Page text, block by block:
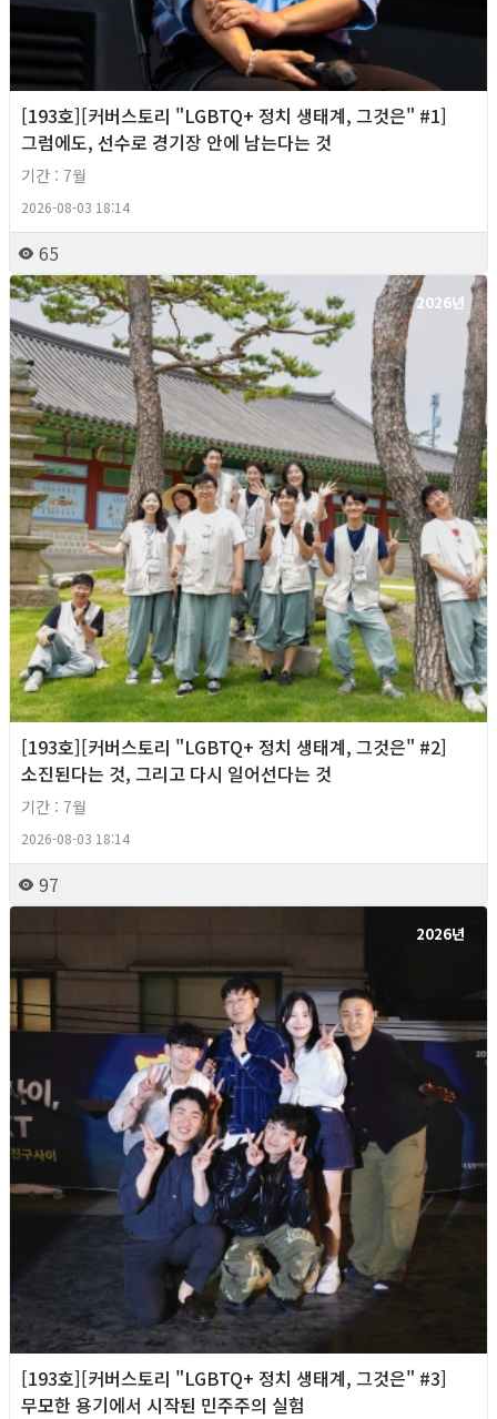
[193호][커버스토리 "LGBTQ+ 정치 생태계, 그것은" #1]
그럼에도, 선수로 경기장 안에 남는다는 것
기간 : 7월
2026-08-03 18:14
65
2026년
[193호][커버스토리 "LGBTQ+ 정치 생태계, 그것은" #2]
소진된다는 것, 그리고 다시 일어선다는 것
기간 : 7월
2026-08-03 18:14
97
2026년
[193호][커버스토리 "LGBTQ+ 정치 생태계, 그것은" #3]
무모한 용기에서 시작된 민주주의 실험